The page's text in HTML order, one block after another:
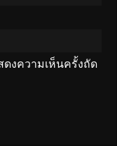
ดงความเห็นครั้งถัด